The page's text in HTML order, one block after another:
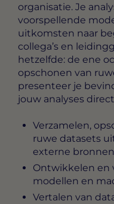
organisatie. Je
voorspellende
uitkomsten naar
collega’s en
hetzelfde: de ene
opschonen van
presenteer je
jouw analyses
Verzamelen,
ruwe datasets
externe bronnen
Ontwikkelen en
modellen en
Vertalen van